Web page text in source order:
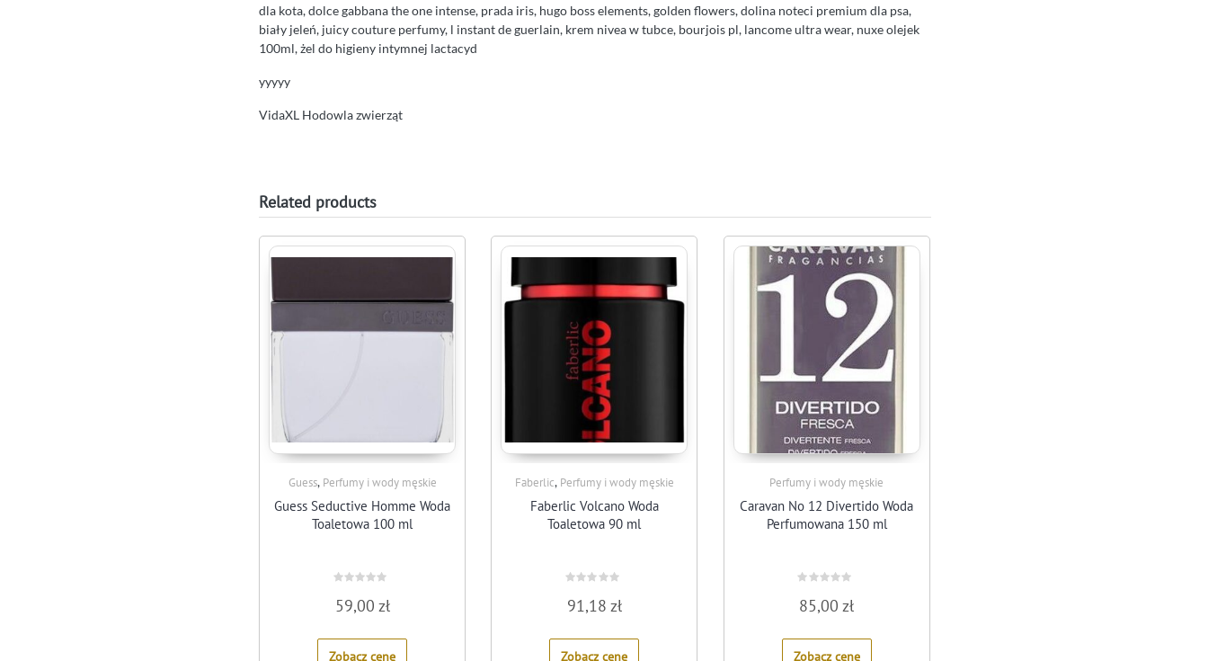
dla kota, dolce gabbana the one intense, prada iris, hugo boss elements, golden flowers, dolina noteci premium dla psa,
biały jeleń, juicy couture perfumy, l instant de guerlain, krem nivea w tubce, bourjois pl, lancome ultra wear, nuxe olejek
100ml, żel do higieny intymnej lactacyd
yyyyy
VidaXL Hodowla zwierząt
Related products
Guess, Perfumy i wody męskie
Guess Seductive Homme Woda
Toaletowa 100 ml
0
out
5
59,00 zł
Zobacz cenę
Faberlic, Perfumy i wody męskie
Faberlic Volcano Woda
Toaletowa 90 ml
0
out
5
91,18 zł
Zobacz cenę
Perfumy i wody męskie
Caravan No 12 Divertido Woda
Perfumowana 150 ml
0
out
5
85,00zł
Zobacz cenę